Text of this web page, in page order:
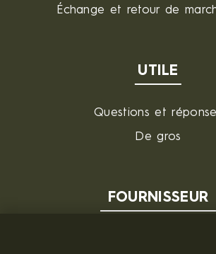
Échange et retour de
UTILE
Questions et
De gros
FOURNISSEUR